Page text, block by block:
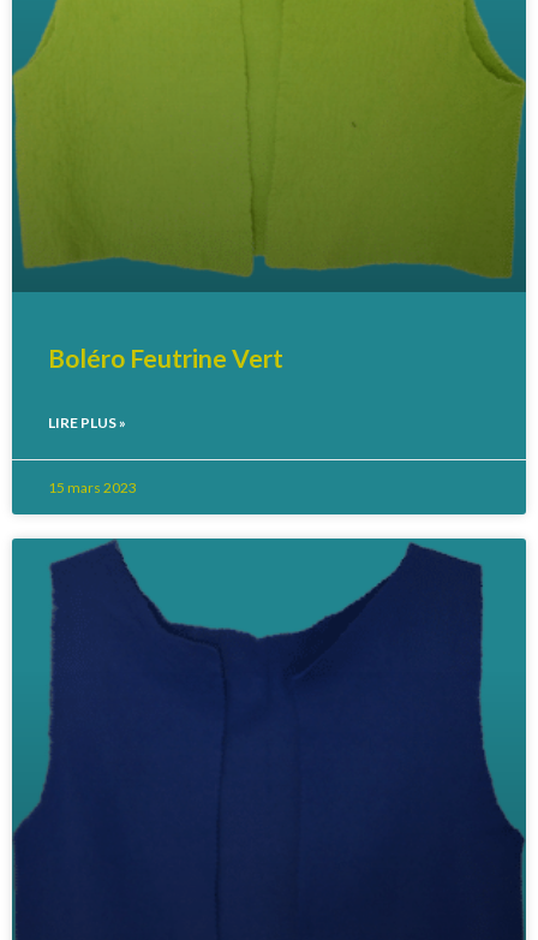
Boléro Feutrine Vert
LIRE PLUS »
15 mars 2023